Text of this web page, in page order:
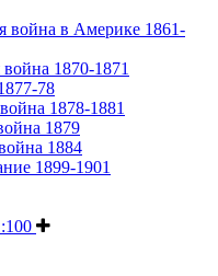
война в Америке 1861-
1870-1871
78
1878-1881
1879
1884
1899-1901